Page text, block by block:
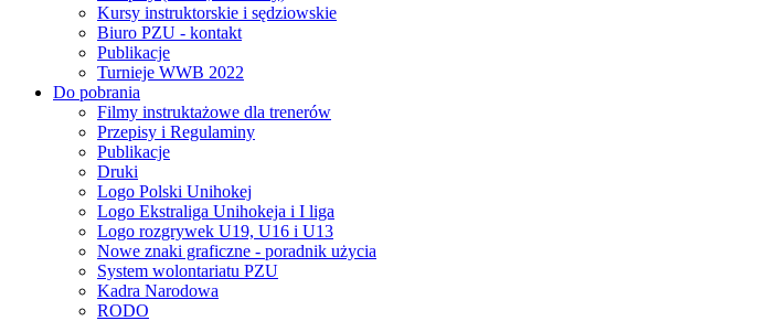
Kursy instruktorskie i sędziowskie
Biuro PZU - kontakt
Publikacje
Turnieje WWB 2022
Do pobrania
Filmy instruktażowe dla trenerów
Przepisy i Regulaminy
Publikacje
Druki
Logo Polski Unihokej
Logo Ekstraliga Unihokeja i I liga
Logo rozgrywek U19, U16 i U13
Nowe znaki graficzne - poradnik użycia
System wolontariatu PZU
Kadra Narodowa
RODO